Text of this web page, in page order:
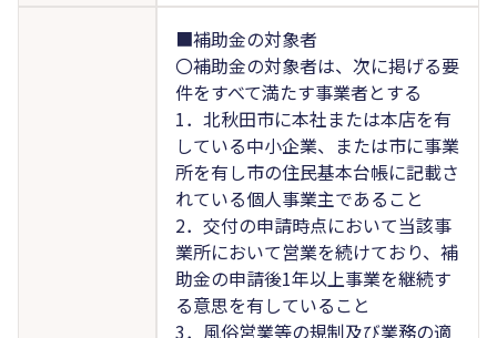
■補助金の対象者
〇補助金の対象者は、次に掲げる要
件をすべて満たす事業者とする
1．北秋田市に本社または本店を有
している中小企業、または市に事業
所を有し市の住民基本台帳に記載さ
れている個人事業主であること
2．交付の申請時点において当該事
業所において営業を続けており、補
助金の申請後1年以上事業を継続す
る意思を有していること
3．風俗営業等の規制及び業務の適